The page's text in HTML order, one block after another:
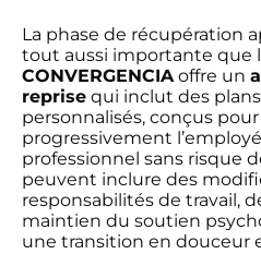
La phase de récupération
tout aussi importante que
CONVERGENCIAoffre un
reprise qui inclut des
personnalisés, conçus
progressivement
professionnel sans risque
peuvent inclure des
responsabilités de travail,
maintien du soutien
une transition en douceur